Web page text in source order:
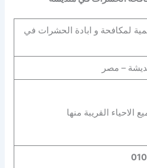
لمكافحة و ابادة الحشرات في
– مصر
الاحياء القريبة منها